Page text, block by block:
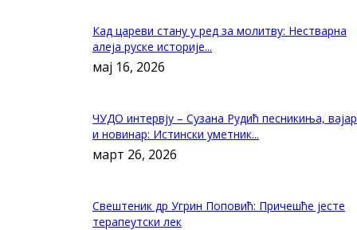
Кад цареви стану у ред за молитву: Нестварна
алеја руске историје...
мај 16, 2026
ЧУДО интервју – Сузана Рудић песникиња, вајар
и новинар: Истински уметник...
март 26, 2026
Свештеник др Угрин Поповић: Причешће јесте
терапеутски лек